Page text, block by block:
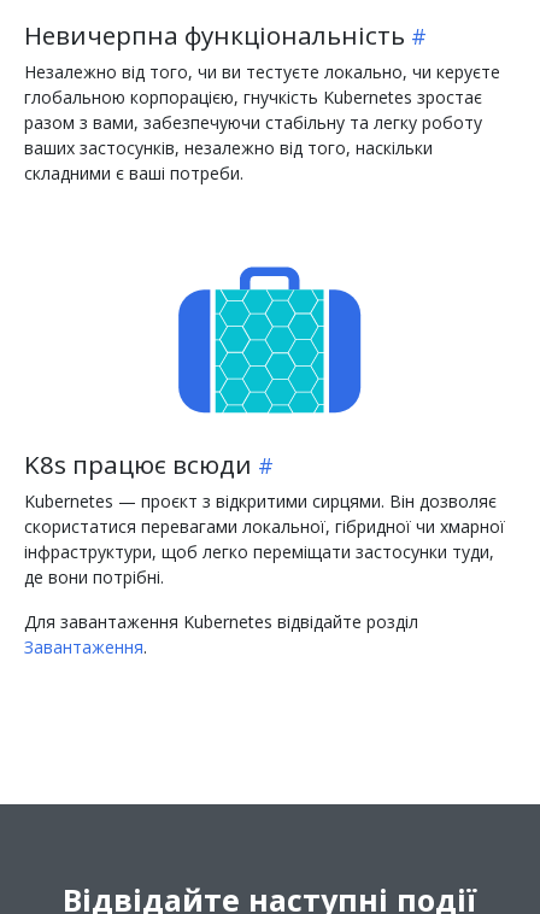
Невичерпна функціональність
Незалежно від того, чи ви тестуєте локально, чи керуєте
глобальною корпорацією, гнучкість Kubernetes зростає
разом з вами, забезпечуючи стабільну та легку роботу
ваших застосунків, незалежно від того, наскільки
складними є ваші потреби.
K8s працює всюди
Kubernetes — проєкт з відкритими сирцями. Він дозволяє
скористатися перевагами локальної, гібридної чи хмарної
інфраструктури, щоб легко переміщати застосунки туди,
де вони потрібні.
Для завантаження Kubernetes відвідайте розділ
Завантаження.
Відвідайте наступні події